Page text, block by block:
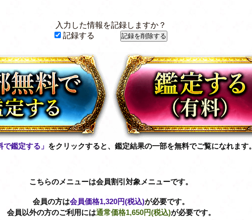
入力した情報を記録しますか？
記録する
鑑定する」 をクリックすると、鑑定結果の一部を無料でご覧になれます。
こちらのメニューは会員割引対象メニューです。
会員の方は会員価格1,320円(税込)が必要です。
会員以外の方のご利用には通常価格1,650円(税込)が必要です。